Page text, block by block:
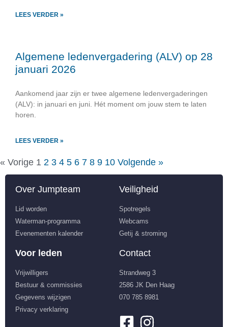
LEES VERDER »
Algemene ledenvergadering (ALV) op 28
januari 2026
Aankomend jaar zijn er twee algemene ledenvergaderingen
(ALV): in januari en juni. Hét moment om jouw stem te laten
horen.
LEES VERDER »
« Vorige 1 2 3 4 5 6 7 8 9 10 Volgende »
Over Jumpteam
Lid worden
Waterman-programma
Evenementen kalender
Veiligheid
Spotregels
Webcams
Getij & stroming
Voor leden
Vrijwilligers
Bestuur & commissies
Gegevens wijzigen
Privacy verklaring
Contact
Strandweg 3
2586 JK Den Haag
070 785 8981